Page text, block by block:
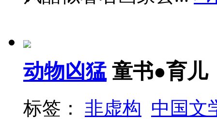
动物凶猛 童书●育儿
标签： 非虚构 中国文